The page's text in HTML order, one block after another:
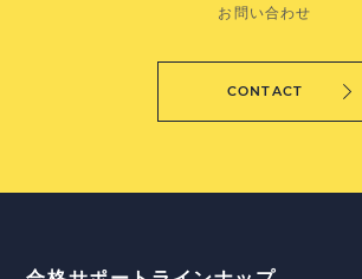
お問い合わせ
CONTACT